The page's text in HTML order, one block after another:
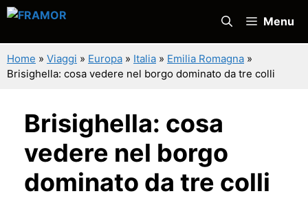
Vai
contenuto
Menu
Home » Viaggi » Europa » Italia » Emilia Romagna »
Brisighella: cosa vedere nel borgo dominato da tre colli
Brisighella: cosa
vedere nel borgo
dominato da tre colli